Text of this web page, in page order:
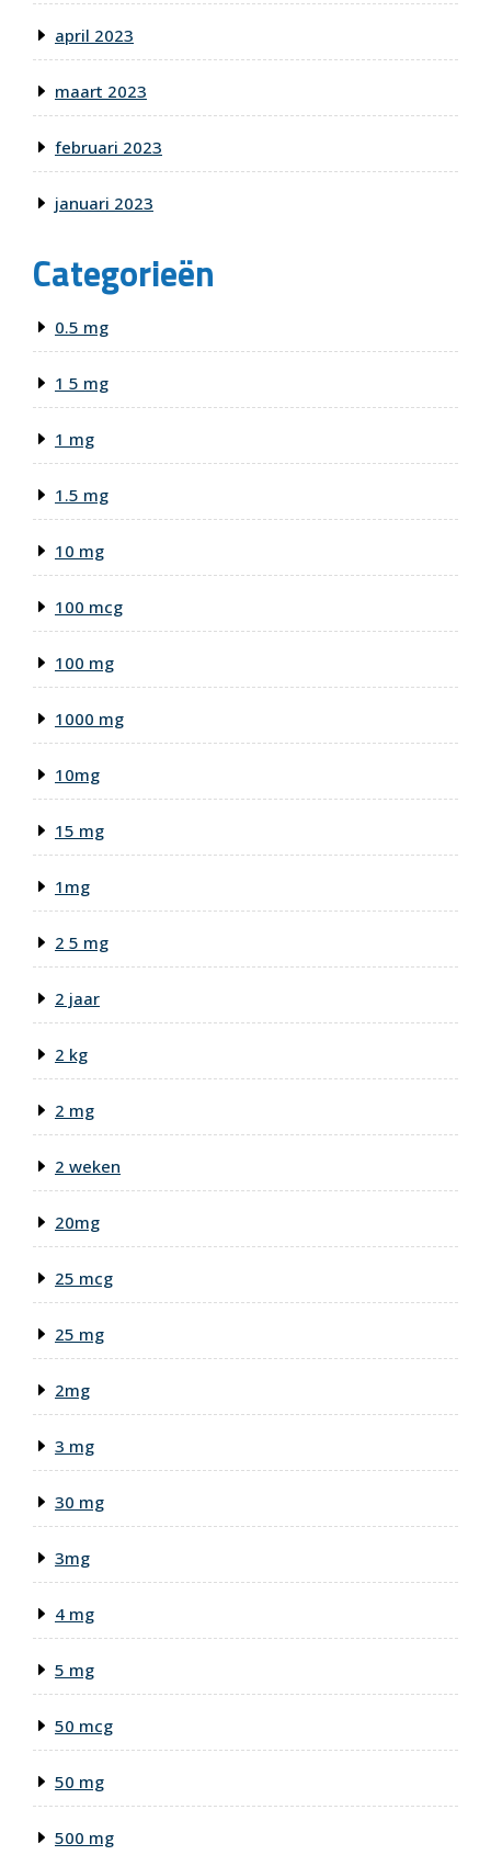
april 2023
maart 2023
februari 2023
januari 2023
Categorieën
0.5 mg
1 5 mg
1 mg
1.5 mg
10 mg
100 mcg
100 mg
1000 mg
10mg
15 mg
1mg
2 5 mg
2 jaar
2 kg
2 mg
2 weken
20mg
25 mcg
25 mg
2mg
3 mg
30 mg
3mg
4 mg
5 mg
50 mcg
50 mg
500 mg